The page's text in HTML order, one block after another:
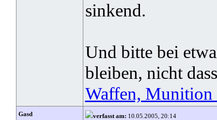
sinkend.
Und bitte bei
bleiben, nicht
Waffen, Munition
Gasd verfasst am: 10.05.2005, 20:14